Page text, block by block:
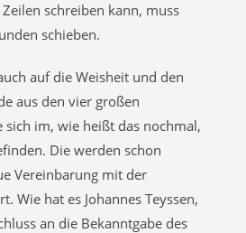
schreiben kann, muss
schieben.
auf die Weisheit und den
aus den vier großen
sich im, wie heißt das nochmal,
Die werden schon
Vereinbarung mit der
Wie hat es Johannes Teyssen,
an die Bekanntgabe des